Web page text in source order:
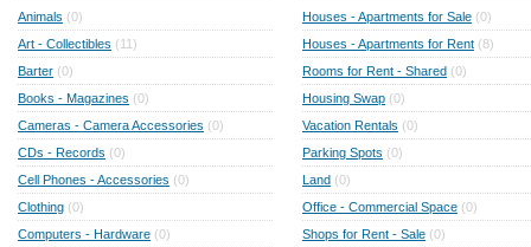
Animals (0)
Art - Collectibles (11)
Barter (0)
Books - Magazines (0)
Cameras - Camera Accessories (0)
CDs - Records (0)
Cell Phones - Accessories (0)
Clothing (0)
Computers - Hardware (0)
Houses - Apartments for Sale (0)
Houses - Apartments for Rent (8)
Rooms for Rent - Shared (0)
Housing Swap (0)
Vacation Rentals (0)
Parking Spots (0)
Land (0)
Office - Commercial Space (0)
Shops for Rent - Sale (0)